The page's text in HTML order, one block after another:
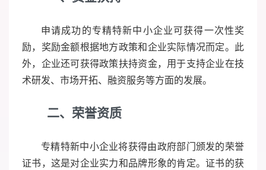
申请成功的专精特新中小企业可获得一次性奖
励，奖励金额根据地方政策和企业实际情况而定。此
外，企业还可获得政策扶持资金，用于支持企业在技
术研发、市场开拓、融资服务等方面的发展。
二、荣誉资质
专精特新中小企业将获得由政府部门颁发的荣誉
证书，这是对企业实力和品牌形象的肯定。证书的获